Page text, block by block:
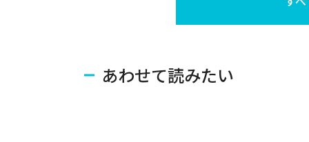
あわせて読みたい